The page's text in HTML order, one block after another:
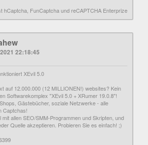
hCaptcha, FunCaptcha und reCAPTCHA Enterprize
22:18:45
XEvil 5.0
auf 12.000.000 (12 MILLIONEN!) websites? Kein
Softwarekomplex "XEvil 5.0 + XRumer 19.0.8"!
Gästebücher, soziale Netzwerke - alle
Captchas!
mit allen SEO/SMM-Programmen und Skripten, und
Quelle akzeptieren. Probieren Sie es einfach! ;)